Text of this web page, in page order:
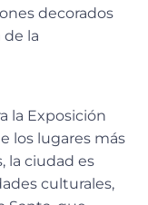
decorados
de la
la Exposición
los lugares más
la ciudad es
culturales,